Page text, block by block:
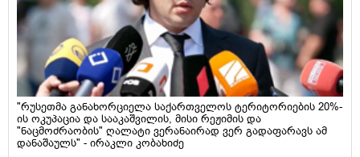
"რუსეთმა განახორციელა საქართველოს ტერიტორიების 20%-
ის ოკუპაცია და სააკაშვილის, მისი რეჟიმის და
"ნაცმოძრაობის" ღალატი ვერანაირად ვერ გადაფარავს ამ
დანაშაულს" - ირაკლი კობახიძე